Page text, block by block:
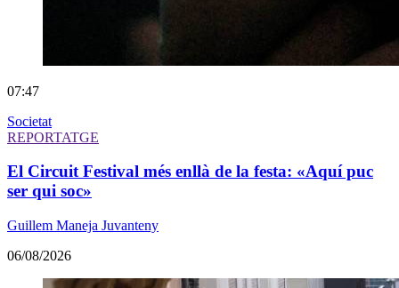
07:47
Societat
REPORTATGE
El Circuit Festival més enllà de la festa: «Aquí puc
ser qui soc»
Guillem Maneja Juvanteny
06/08/2026